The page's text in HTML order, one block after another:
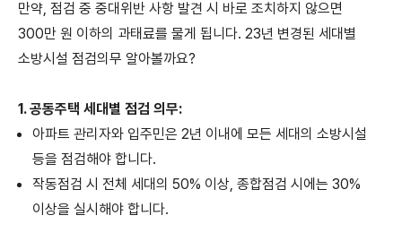
만약, 점검 중 중대위반 사항 발견 시 바로 조치하지 않으면
300만 원 이하의 과태료를 물게 됩니다. 23년 변경된 세대별
소방시설 점검의무 알아볼까요?
1. 공동주택 세대별 점검 의무:
아파트 관리자와 입주민은 2년 이내에 모든 세대의 소방시설
등을 점검해야 합니다.
작동점검 시 전체 세대의 50% 이상, 종합점검 시에는 30%
이상을 실시해야 합니다.